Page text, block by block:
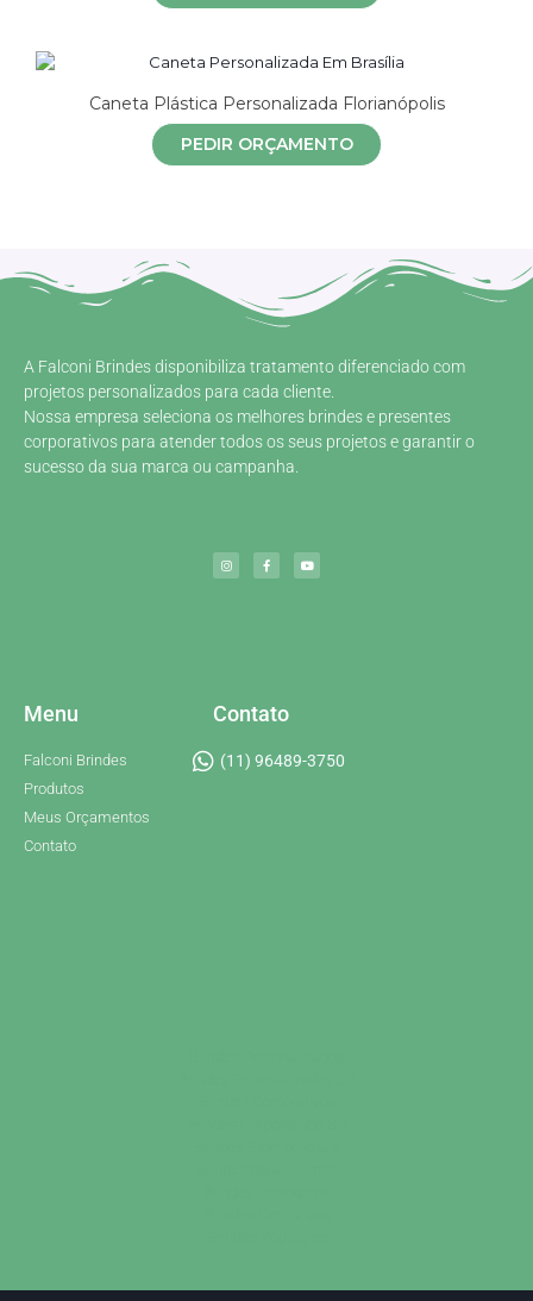
Caneta Plástica Personalizada Florianópolis
PEDIR ORÇAMENTO
A Falconi Brindes disponibiliza tratamento diferenciado com
projetos personalizados para cada cliente.
Nossa empresa seleciona os melhores brindes e presentes
corporativos para atender todos os seus projetos e garantir o
sucesso da sua marca ou campanha.
Menu
Falconi Brindes
Produtos
Meus Orçamentos
Contato
Contato
(11) 96489-3750